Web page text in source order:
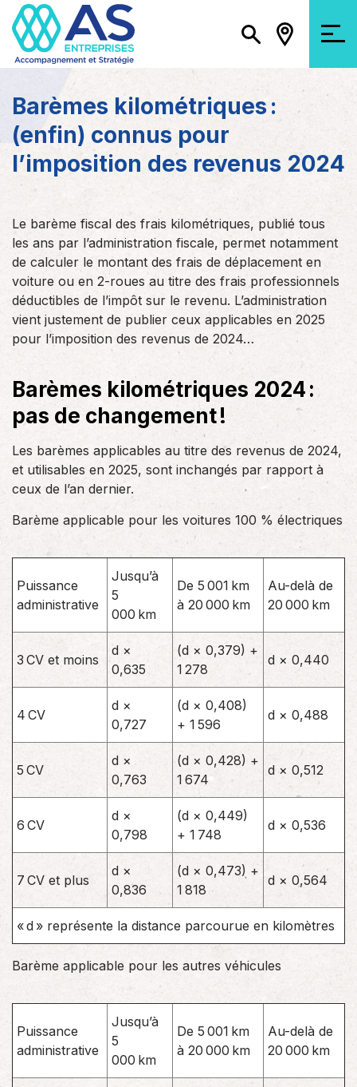
Barèmes kilométriques :
(enfin) connus pour
l’imposition des revenus 2024
Le barème fiscal des frais kilométriques, publié tous
les ans par l’administration fiscale, permet notamment
de calculer le montant des frais de déplacement en
voiture ou en 2-roues au titre des frais professionnels
déductibles de l’impôt sur le revenu. L’administration
vient justement de publier ceux applicables en 2025
pour l’imposition des revenus de 2024…
Barèmes kilométriques 2024 :
pas de changement !
Les barèmes applicables au titre des revenus de 2024,
et utilisables en 2025, sont inchangés par rapport à
ceux de l’an dernier.
Barème applicable pour les voitures 100 % électriques
Puissance
administrative
Jusqu’à
5
000 km
De 5 001 km
à 20 000 km
Au-delà de
20 000 km
3 CV et moins
d ×
0,635
(d × 0,379) +
1 278
d × 0,440
4 CV
d ×
0,727
(d × 0,408)
+ 1 596
d × 0,488
5 CV
d ×
0,763
(d × 0,428) +
1 674
d × 0,512
6 CV
d ×
0,798
(d × 0,449)
+ 1 748
d × 0,536
7 CV et plus
d ×
0,836
(d × 0,473) +
1 818
d × 0,564
« d » représente la distance parcourue en kilomètres
Barème applicable pour les autres véhicules
Puissance
administrative
Jusqu’à
5
000 km
De 5 001 km
à 20 000 km
Au-delà de
20 000 km